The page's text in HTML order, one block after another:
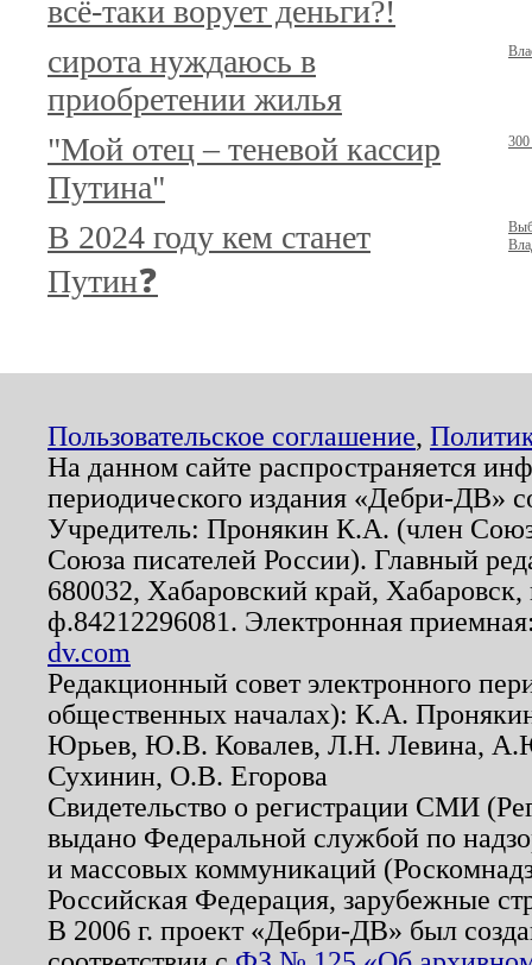
всё-таки ворует деньги?!
сирота нуждаюсь в
приобретении жилья
"Мой отец – теневой кассир
Путина"
300
В 2024 году кем станет
Путин❓
Пользовательское соглашение,
На данном сайте распространяется
периодического издания «Дебри-ДВ»
Учредитель: Пронякин К.А. (член
Союза писателей России). Главный
680032, Хабаровский край,
ф.84212296081. Электронная
dv.com
Редакционный совет электронного
общественных началах): К.А.
Юрьев, Ю.В. Ковалев, Л.Н. Левина,
Сухинин, О.В. Егорова
Свидетельство о регистрации СМИ
выдано Федеральной службой по
и массовых коммуникаций
Российская Федерация, зарубежные
В 2006 г. проект «Дебри-ДВ» был